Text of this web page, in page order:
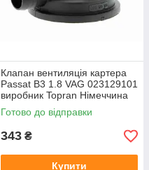
Клапан вентиляція картера
Passat B3 1.8 VAG 023129101
виробник Topran Німеччина
Готово до відправки
343 ₴
Купити